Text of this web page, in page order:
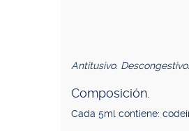
Antitusivo. Descongestivo.
Composición.
Cada 5ml contiene: